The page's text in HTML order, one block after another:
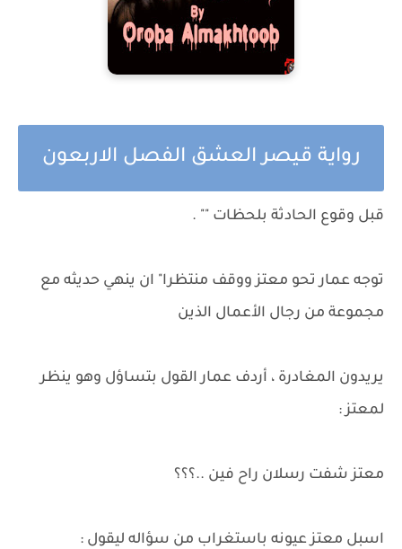
رواية قيصر العشق الفصل الاربعون
قبل وقوع الحادثة بلحظات "" .
توجه عمار تحو معتز ووقف منتظرا" ان ينهي حديثه مع
مجموعة من رجال الأعمال الذين
يريدون المغادرة ، أردف عمار القول بتساؤل وهو ينظر
لمعتز :
معتز شفت رسلان راح فين ..؟؟؟
اسبل معتز عيونه باستغراب من سؤاله ليقول :